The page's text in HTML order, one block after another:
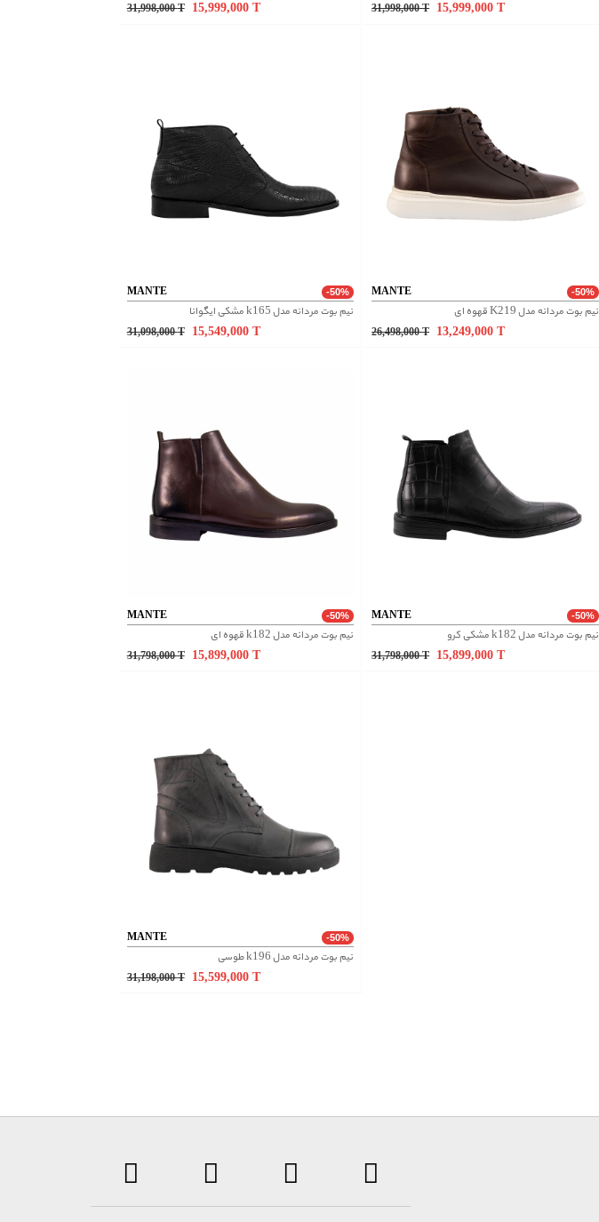
31,998,000T 15,999,000 T 31,998,000T 15,999,000T
MANTE -50%
نیم بوت مردانه مدل k165 مشکی ایگوانا
31,098,000T 15,549,000 T
MANTE -50%
نیم بوت مردانه مدل K219 قهوه ای
26,498,000T 13,249,000T
MANTE -50%
نیم بوت مردانه مدل k182 قهوه ای
31,798,000T 15,899,000 T
MANTE -50%
نیم بوت مردانه مدل k182 مشکی کرو
31,798,000T 15,899,000T
MANTE -50%
نیم بوت مردانه مدل k196 طوسی
31,198,000T 15,599,000 T